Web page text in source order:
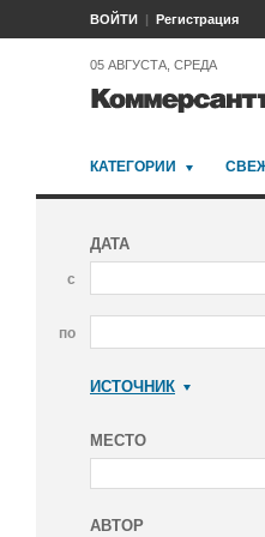
ВОЙТИ Регистрация
05 АВГУСТА, СРЕДА
КАТЕГОРИИ
ДАТА
с
по
ИСТОЧНИК
МЕСТО
АВТОР